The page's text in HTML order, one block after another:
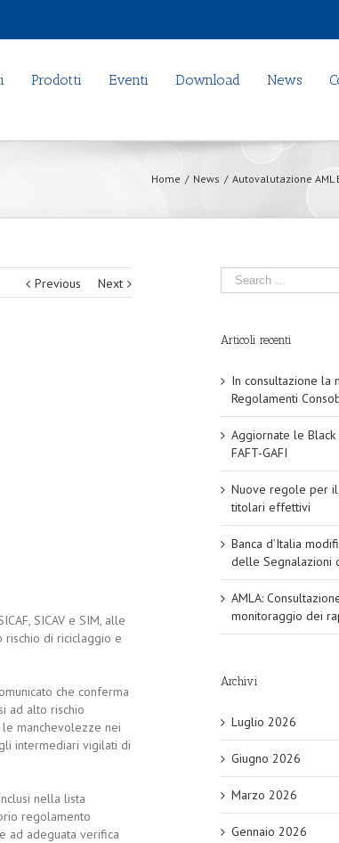
Prodotti Eventi Download News
Home / News / Autovalutazione AML
Previous Next
SICAV e SIM, alle
rischio di riciclaggio e
che conferma
ad alto rischio
manchevolezze nei
intermediari vigilati di
nella lista
regolamento
ad adeguata verifica
Articoli recenti
In consultazione la
Regolamenti
Aggiornate le
FAFT-GAFI
Nuove regole per
titolari effettivi
Banca d’Italia
delle Segnalazioni
AMLA:
monitoraggio dei
Archivi
Luglio 2026
Giugno 2026
Marzo 2026
Gennaio 2026